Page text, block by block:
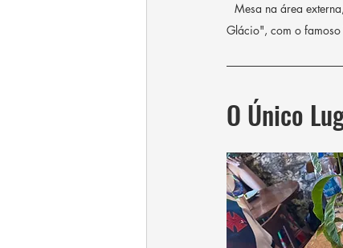
Mesa na área
Glácio", com o famoso
O Único